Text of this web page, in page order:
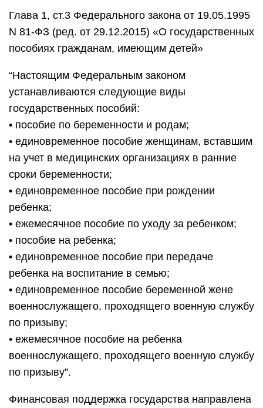
Глава 1, ст.3 Федерального закона от 19.05.1995
N 81-ФЗ (ред. от 29.12.2015) «О государственных
пособиях гражданам, имеющим детей»
“Настоящим Федеральным законом
устанавливаются следующие виды
государственных пособий:
• пособие по беременности и родам;
• единовременное пособие женщинам, вставшим
на учет в медицинских организациях в ранние
сроки беременности;
• единовременное пособие при рождении
ребенка;
• ежемесячное пособие по уходу за ребенком;
• пособие на ребенка;
• единовременное пособие при передаче
ребенка на воспитание в семью;
• единовременное пособие беременной жене
военнослужащего, проходящего военную службу
по призыву;
• ежемесячное пособие на ребенка
военнослужащего, проходящего военную службу
по призыву”.
Финансовая поддержка государства направлена